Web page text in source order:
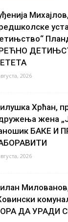
2026
Хрћан,
жена
БАКЕ И
2026
ДА УРАДИ